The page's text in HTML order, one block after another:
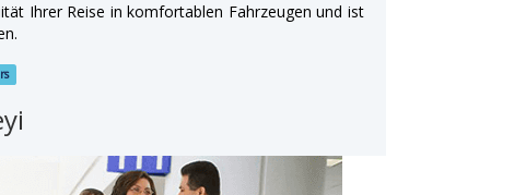
Ihrer Reise in komfortablen Fahrzeugen und ist